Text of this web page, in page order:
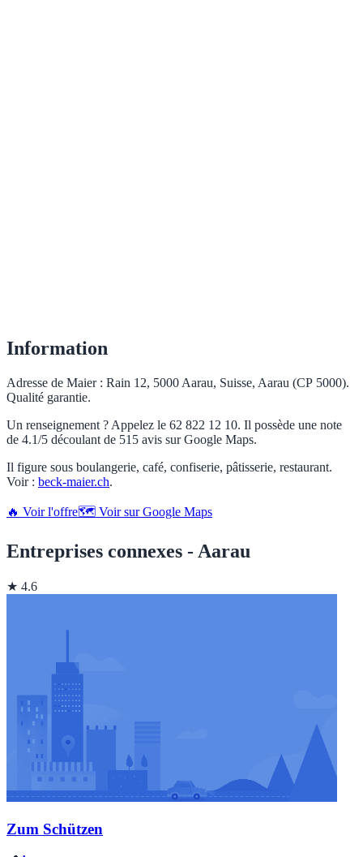
Information
Adresse de Maier : Rain 12, 5000 Aarau, Suisse, Aarau (CP 5000).
Qualité garantie.
Un renseignement ? Appelez le 62 822 12 10. Il possède une note
de 4.1/5 découlant de 515 avis sur Google Maps.
Il figure sous boulangerie, café, confiserie, pâtisserie, restaurant.
Voir : beck-maier.ch.
🔥 Voir l'offre🗺️ Voir sur Google Maps
Entreprises connexes - Aarau
★ 4.6
Zum Schützen